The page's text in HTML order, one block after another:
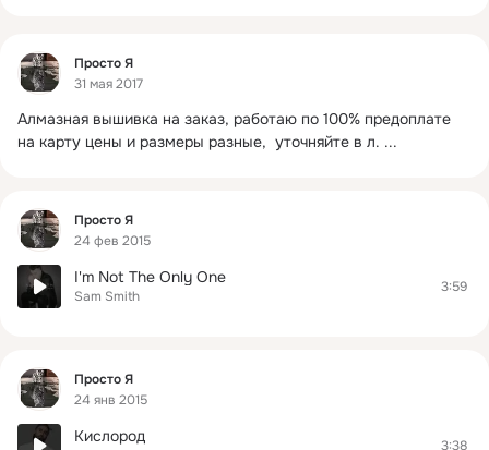
Фид
Просто Я
31 мая 2017
Алмазная вышивка на заказ, работаю по 100% предоплате
на карту цены и размеры разные,  уточняйте в л. ...
Фид
Просто Я
24 фев 2015
I'm Not The Only One
Sam Smith
3:59
Фид
Просто Я
24 янв 2015
Кислород 3:38